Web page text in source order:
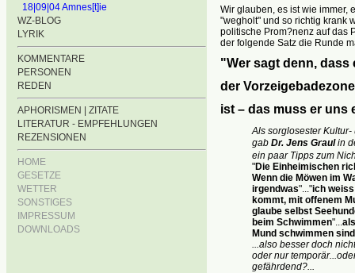
18|09|04 Amnes[t]ie
WZ-BLOG
LYRIK
KOMMENTARE
PERSONEN
REDEN
APHORISMEN | ZITATE
LITERATUR - EMPFEHLUNGEN
REZENSIONEN
HOME
GESETZE
WETTER
SONSTIGES
IMPRESSUM
DOWNLOADS
Wir glauben, es ist wie immer,
"wegholt" und so richtig krank
politische Prom?nenz auf das
der folgende Satz die Runde
"Wer sagt denn, dass
der
ist – das muss er uns
Als sorglosester
gab Dr. Jens Graulin
ein paar Tipps zum
"Die Einheimischen
Wenn die Möwen im
irgendwas"..."ich
kommt, mit offenem
glaube selbst
beim Schwimmen"...
Mund schwimmen
...also besser doch
oder nur
gefährdend?...